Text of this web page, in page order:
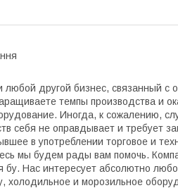
другой бизнес, связанный с
темпы производства и
Иногда, к сожалению,
себя не оправдывает и требует
в употреблении торговое и
мы будем рады вам помочь.
бу. Нас интересует абсолютно
холодильное и морозильное